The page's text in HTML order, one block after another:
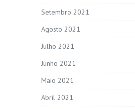
Setembro 2021
Agosto 2021
Julho 2021
Junho 2021
Maio 2021
Abril 2021